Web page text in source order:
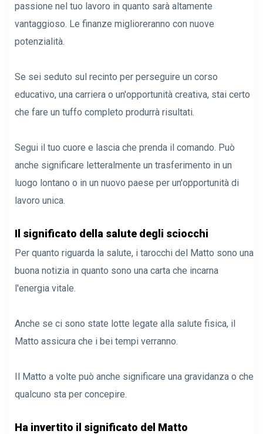
passione nel tuo lavoro in quanto sarà altamente
vantaggioso. Le finanze miglioreranno con nuove
potenzialità.
Se sei seduto sul recinto per perseguire un corso
educativo, una carriera o un'opportunità creativa, stai certo
che fare un tuffo completo produrrà risultati.
Segui il tuo cuore e lascia che prenda il comando. Può
anche significare letteralmente un trasferimento in un
luogo lontano o in un nuovo paese per un'opportunità di
lavoro unica.
Il significato della salute degli sciocchi
Per quanto riguarda la salute, i tarocchi del Matto sono una
buona notizia in quanto sono una carta che incarna
l'energia vitale.
Anche se ci sono state lotte legate alla salute fisica, il
Matto assicura che i bei tempi verranno.
Il Matto a volte può anche significare una gravidanza o che
qualcuno sta per concepire.
Ha invertito il significato del Matto